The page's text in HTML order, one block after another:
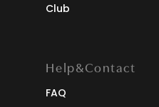
Club
Help&Contact
FAQ